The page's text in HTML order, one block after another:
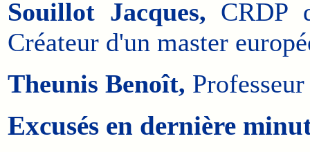
Souillot Jacques, CRDP
Créateur d'un master
Theunis Benoît,
Excusés en dernière